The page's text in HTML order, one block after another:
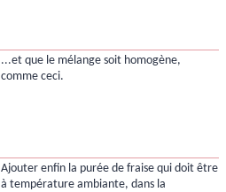
...et que le mélange soit homogène,
comme ceci.
Ajouter enfin la purée de fraise qui doit être
à température ambiante, dans la